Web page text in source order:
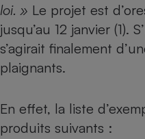
loi. » Le projet est
jusqu’au 12 janvier (1).
s’agirait finalement
plaignants.
En effet, la liste
produits suivants :